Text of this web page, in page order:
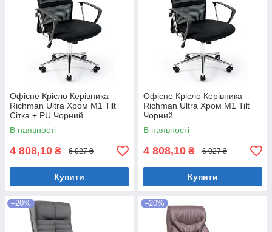
Офісне Крісло Керівника
Richman Ultra Хром М1 Tilt
Сітка + PU Чорний
В наявності
4 808,10 ₴ 6 027 ₴
Купити
Офісне Крісло Керівника
Richman Ultra Хром М1 Tilt
Чорний
В наявності
4 808,10 ₴ 6 027 ₴
Купити
–20% –20%